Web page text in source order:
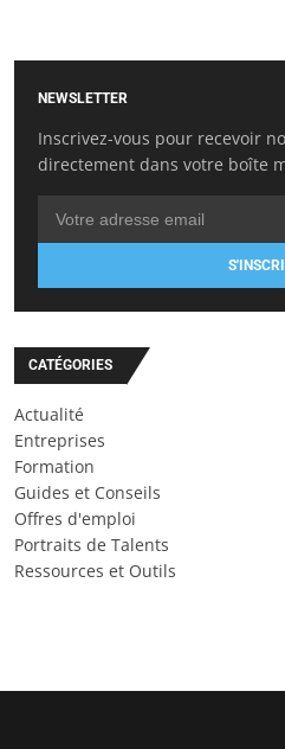
NEWSLETTER
Inscrivez-vous pour recevoir
directement dans votre boîte
CATÉGORIES
Actualité
Entreprises
Formation
Guides et Conseils
Offres d'emploi
Portraits de Talents
Ressources et Outils